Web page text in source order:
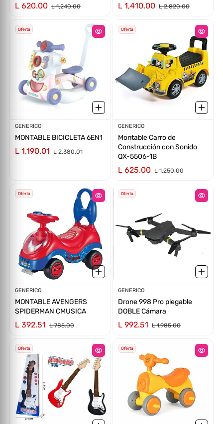
L 620.00 L 1,240.00 L 1,410.00 L 2,820.00
Oferta
Proveedor:
GENERICO
MONTABLE BICICLETA 6EN1
L 1,190.01 L 2,380.01
Oferta
Proveedor:
GENERICO
Montable Carro de
Construcción con Sonido
QX-5506-1B
L 625.00 L 1,250.00
Oferta
Proveedor:
GENERICO
MONTABLE AVENGERS
SPIDERMAN CMUSICA
L 392.51 L 785.00
Oferta
Proveedor:
GENERICO
Drone 998 Pro plegable
DOBLE Cámara
L 992.51 L 1,985.00
Oferta Oferta